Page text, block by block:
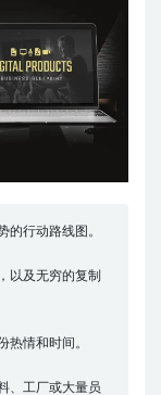
的行动路线图。
以及无穷的复制
热情和时间。
、工厂或大量员